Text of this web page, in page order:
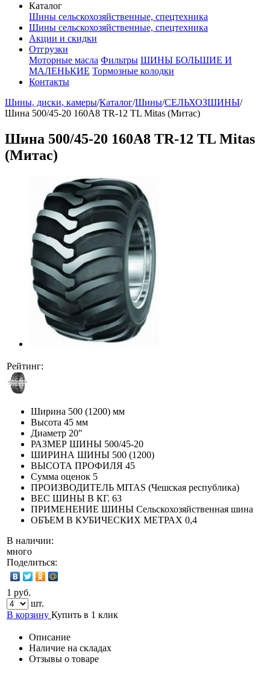
Каталог
Шины сельскохозяйственные, спецтехника
Шины сельскохозяйственные, спецтехника
Акции и скидки
Отгрузки
Моторные масла Фильтры ШИНЫ БОЛЬШИЕ И
МАЛЕНЬКИЕ Тормозные колодки
Контакты
Шины, диски, камеры/Каталог/Шины/СЕЛЬХОЗШИНЫ/
Шина 500/45-20 160A8 TR-12 TL Mitas (Митас)
Шина 500/45-20 160A8 TR-12 TL Mitas
(Митас)
Рейтинг:
Ширина 500 (1200) мм
Высота 45 мм
Диаметр 20″
РАЗМЕР ШИНЫ 500/45-20
ШИРИНА ШИНЫ 500 (1200)
ВЫСОТА ПРОФИЛЯ 45
Сумма оценок 5
ПРОИЗВОДИТЕЛЬ MITAS (Чешская республика)
ВЕС ШИНЫ В КГ. 63
ПРИМЕНЕНИЕ ШИНЫ Сельскохозяйственная шина
ОБЪЕМ В КУБИЧЕСКИХ МЕТРАХ 0,4
В наличии:
много
Поделиться:
1 руб.
шт.
В корзину Купить в 1 клик
Описание
Наличие на складах
Отзывы о товаре